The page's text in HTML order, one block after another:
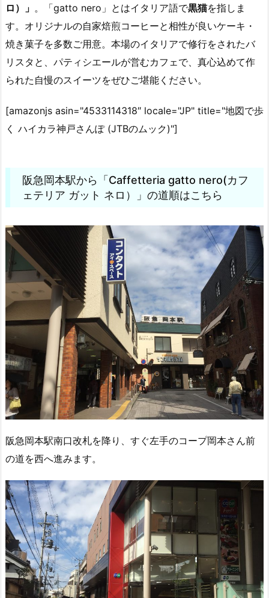
ロ）」 。「gatto nero」とはイタリア語で黒猫を指しま
す。オリジナルの自家焙煎コーヒーと相性が良いケーキ・
焼き菓子を多数ご用意。本場のイタリアで修行をされたバ
リスタと、パティシエールが営むカフェで、真心込めて作
られた自慢のスイーツをぜひご堪能ください。
[amazonjs asin="4533114318″ locale="JP" title="地図で歩
く ハイカラ神戸さんぽ (JTBのムック)"]
阪急岡本駅から「Caffetteria gatto nero(カフ
ェテリア ガット ネロ）」の道順はこちら
阪急岡本駅南口改札を降り、すぐ左手のコープ岡本さん前
の道を西へ進みます。